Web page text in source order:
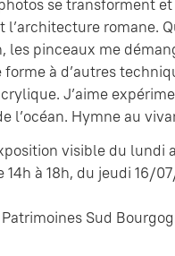
se transforment
l’architecture romane.
les pinceaux me
forme à d’autres
J’aime
l’océan. Hymne au
visible du lundi
14h à 18h, du jeudi 16/
Sud